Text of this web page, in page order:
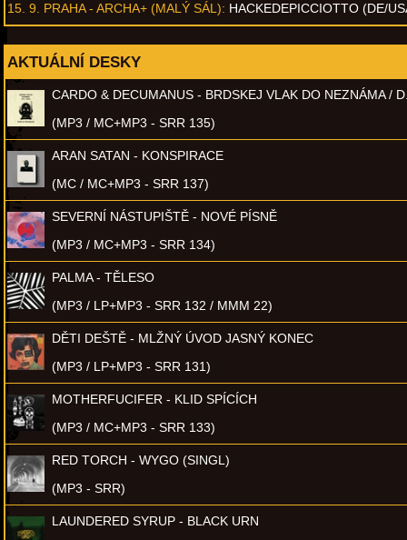
15. 9. PRAHA - ARCHA+ (MALÝ SÁL): HACKEDEPICCIOTTO (DE/
AKTUÁLNÍ DESKY
CARDO & DECUMANUS - BRDSKEJ VLAK DO NEZNÁMA /
(MP3 / MC+MP3 - SRR 135)
ARAN SATAN - KONSPIRACE
(MC / MC+MP3 - SRR 137)
SEVERNÍ NÁSTUPIŠTĚ - NOVÉ PÍSNĚ
(MP3 / MC+MP3 - SRR 134)
PALMA - TĚLESO
(MP3 / LP+MP3 - SRR 132 / MMM 22)
DĚTI DEŠTĚ - MLŽNÝ ÚVOD JASNÝ KONEC
(MP3 / LP+MP3 - SRR 131)
MOTHERFUCIFER - KLID SPÍCÍCH
(MP3 / MC+MP3 - SRR 133)
RED TORCH - WYGO (SINGL)
(MP3 - SRR)
LAUNDERED SYRUP - BLACK URN